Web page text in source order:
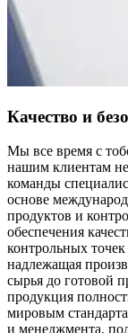
Качество и
Мы все время с
нашим клиентам
команды
основе
продуктов и
обеспечения
контрольных
надлежащая
сырья до готовой
продукция
мировым
и менеджмента,